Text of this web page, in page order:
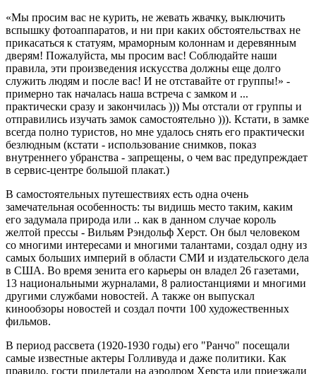
«Мы просим вас не курить, не жевать жвачку, выключить
вспышку фотоаппаратов, и ни при каких обстоятельствах не
прикасаться к статуям, мраморным колоннам и деревянным
дверям! Пожалуйста, мы просим вас! Соблюдайте наши
правила, эти произведения искусства должны еще долго
служить людям и после вас! И не отставайте от группы!» -
примерно так началась наша встреча с замком и ...
практически сразу и закончилась ))) Мы отстали от группы и
отправились изучать замок самостоятельно ))). Кстати, в замке
всегда полно туристов, но мне удалось снять его практически
безлюдным (кстати - использование снимков, показ
внутреннего убранства - запрещены, о чем вас предупреждает
в сервис-центре большой плакат.)
В самостоятельных путешествиях есть одна очень
замечательная особенность: ты видишь место таким, каким
его задумала природа или .. как в данном случае король
желтой прессы - Вильям Рэндольф Херст. Он был человеком
со многими интересами и многими талантами, создал одну из
самых больших империй в области СМИ и издательского дела
в США. Во время зенита его карьеры он владел 26 газетами,
13 национальными журналами, 8 ралиостанциями и многими
другими службами новостей. А также он выпускал
кинообзоры новостей и создал почти 100 художественных
фильмов.
В период рассвета (1920-1930 годы) его "Ранчо" посещали
самые известные актеры Голливуда и даже политики. Как
правило, гости прилетали на аэродром Херста или приезжали